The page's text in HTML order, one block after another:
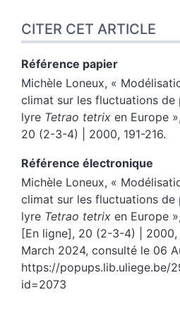
CITER CET ARTICLE
Référence papier
Michèle Loneux, «
climat sur les fluctuations de
lyre Tetrao tetrix en Europe »,
20 (2-3-4) | 2000, 191-216.
Référence électronique
Michèle Loneux, «
climat sur les fluctuations de
lyre Tetrao tetrix en Europe »,
[En ligne], 20 (2-3-4) | 2000,
March 2024, consulté le 06
https://popups.lib.uliege.be/
id=2073